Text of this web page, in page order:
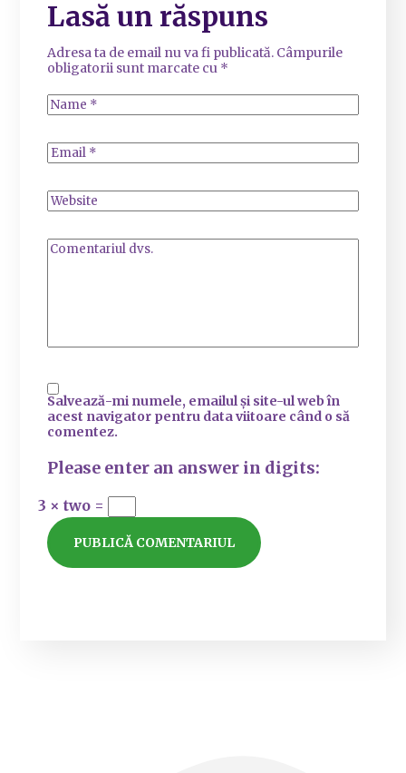
Lasă un răspuns
Adresa ta de email nu va fi publicată. Câmpurile
obligatorii sunt marcate cu *
Salvează-mi numele, emailul și site-ul web în
acest navigator pentru data viitoare când o să
comentez.
Please enter an answer in digits:
3 × two =